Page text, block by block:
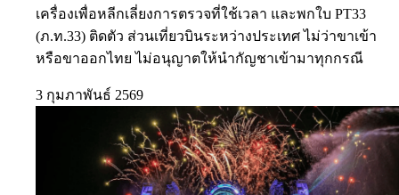
เครื่องเพื่อหลีกเลี่ยงการตรวจที่ใช้เวลา และพกใบ PT33
(ภ.ท.33) ติดตัว ส่วนเที่ยวบินระหว่างประเทศ ไม่ว่าขาเข้า
หรือขาออกไทย ไม่อนุญาตให้นำกัญชาเข้ามาทุกกรณี
3 กุมภาพันธ์ 2569